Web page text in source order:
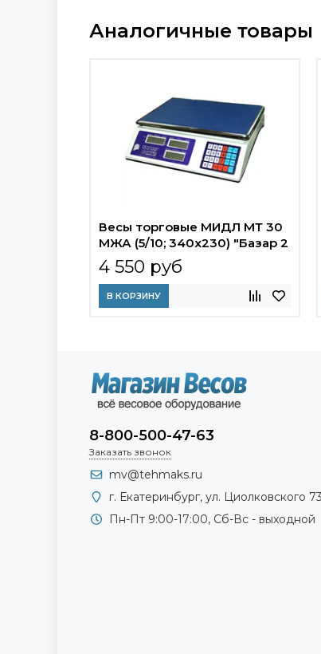
Аналогичные товары
Весы торговые МИДЛ МТ 30
МЖА (5/10; 340х230) "Базар 2
У"
4 550 руб
В КОРЗИНУ
8-800-500-47-63
Заказать звонок
mv@tehmaks.ru
г. Екатеринбург, ул. Циолковского 73
Пн-Пт 9:00-17:00, Сб-Вс - выходной